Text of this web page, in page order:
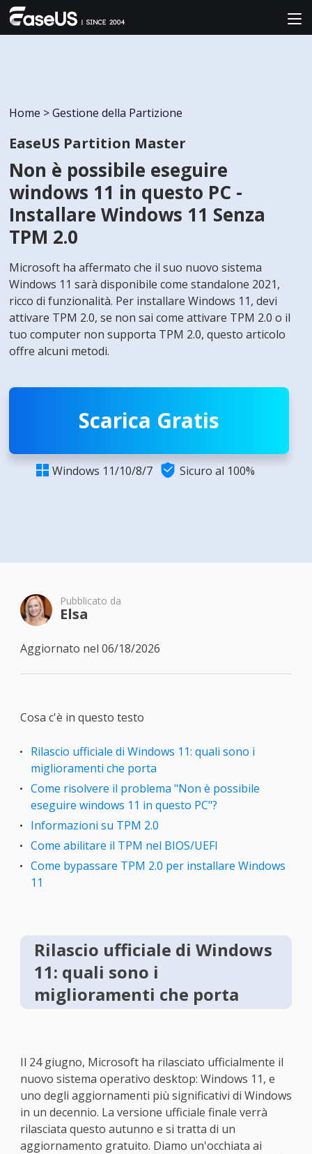
Home > Gestione della Partizione
EaseUS Partition Master
Non è possibile eseguire
windows 11 in questo PC -
Installare Windows 11 Senza
TPM 2.0
Microsoft ha affermato che il suo nuovo sistema
Windows 11 sarà disponibile come standalone 2021,
ricco di funzionalità. Per installare Windows 11, devi
attivare TPM 2.0, se non sai come attivare TPM 2.0 o il
tuo computer non supporta TPM 2.0, questo articolo
offre alcuni metodi.
Scarica Gratis
 Windows 11/10/8/7  Sicuro al 100%
Pubblicato da
Elsa
Aggiornato nel 06/18/2026
Cosa c'è in questo testo
Rilascio ufficiale di Windows 11: quali sono i
miglioramenti che porta
Come risolvere il problema "Non è possibile
eseguire windows 11 in questo PC"?
Informazioni su TPM 2.0
Come abilitare il TPM nel BIOS/UEFI
Come bypassare TPM 2.0 per installare Windows
11
Rilascio ufficiale di Windows
11: quali sono i
miglioramenti che porta
Il 24 giugno, Microsoft ha rilasciato ufficialmente il
nuovo sistema operativo desktop: Windows 11, e
uno degli aggiornamenti più significativi di Windows
in un decennio. La versione ufficiale finale verrà
rilasciata questo autunno e si tratta di un
aggiornamento gratuito. Diamo un'occhiata ai